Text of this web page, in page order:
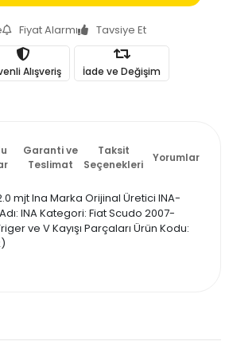
Fiyat Alarmı Tavsiye Et
Alışveriş İade ve Değişim
Garanti ve
Teslimat
Taksit
Seçenekleri
Yorumlar
mjt Ina Marka Orijinal Üretici INA-
INA Kategori: Fiat Scudo 2007-
ve V Kayışı Parçaları Ürün Kodu: